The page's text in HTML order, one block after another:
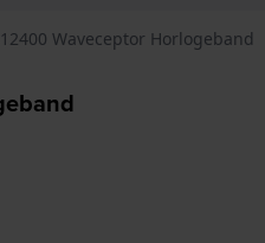
Waveceptor Horlogeband